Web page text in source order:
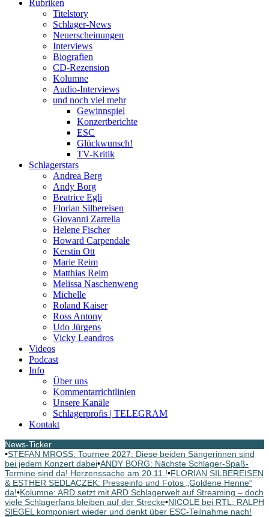
Rubriken
Titelstory
Schlager-News
Neuerscheinungen
Interviews
Biografien
CD-Rezension
Kolumne
Audio-Interviews
und noch viel mehr
Gewinnspiel
Konzertberichte
ESC
Glückwunsch!
TV-Kritik
Schlagerstars
Andrea Berg
Andy Borg
Beatrice Egli
Florian Silbereisen
Giovanni Zarrella
Helene Fischer
Howard Carpendale
Kerstin Ott
Marie Reim
Matthias Reim
Melissa Naschenweng
Michelle
Roland Kaiser
Ross Antony
Udo Jürgens
Vicky Leandros
Videos
Podcast
Info
Über uns
Kommentarrichtlinien
Unsere Kanäle
Schlagerprofis | TELEGRAM
Kontakt
News-Ticker
•STEFAN MROSS: Tournee 2027: Diese beiden Sängerinnen sind
bei jedem Konzert dabei•ANDY BORG: Nächste Schlager-Spaß-
Termine sind da! Herzenssache am 20.11.!•FLORIAN SILBEREISEN
& ESTHER SEDLACZEK: Presseinfo und Fotos „Goldene Henne“
da!•Kolumne: ARD setzt mit ARD Schlagerwelt auf Streaming – doch
viele Schlagerfans bleiben auf der Strecke•NICOLE bei RTL: RALPH
SIEGEL komponiert wieder und denkt über ESC-Teilnahme nach!